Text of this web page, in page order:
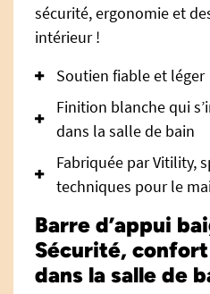
sécurité, ergonomie et
intérieur !
Soutien fiable et léger
Finition blanche qui
dans la salle de bain
Fabriquée par Vitility,
techniques pour le
Barre d’appui
Sécurité,
dans la salle de